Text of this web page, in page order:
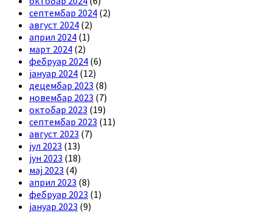
септембар 2024 (2)
август 2024 (2)
април 2024 (1)
март 2024 (2)
фебруар 2024 (6)
јануар 2024 (12)
децембар 2023 (8)
новембар 2023 (7)
октобар 2023 (19)
септембар 2023 (11)
август 2023 (7)
јул 2023 (13)
јун 2023 (18)
мај 2023 (4)
април 2023 (8)
фебруар 2023 (1)
јануар 2023 (9)